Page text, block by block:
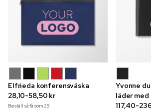
Elfrieda konferensväska
28,10-58,50 kr
Beställ så få som25
Yvonne
läder med
117,40-